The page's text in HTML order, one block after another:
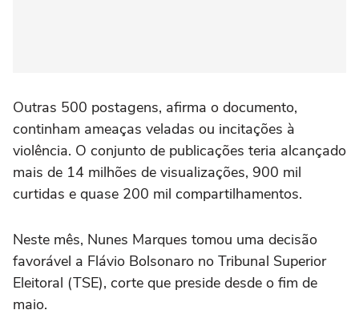
Outras 500 postagens, afirma o documento,
continham ameaças veladas ou incitações à
violência. O conjunto de publicações teria alcançado
mais de 14 milhões de visualizações, 900 mil
curtidas e quase 200 mil compartilhamentos.
Neste mês, Nunes Marques tomou uma decisão
favorável a Flávio Bolsonaro no Tribunal Superior
Eleitoral (TSE), corte que preside desde o fim de
maio.